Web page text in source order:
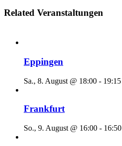
Related Veranstaltungen
Eppingen
Sa., 8. August @ 18:00 - 19:15
Frankfurt
So., 9. August @ 16:00 - 16:50